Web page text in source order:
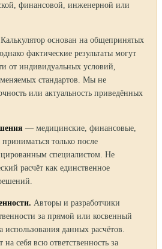
финансовой, инженерной или
Калькулятор основан на общепринятых
фактические результаты могут
от индивидуальных условий,
стандартов. Мы не
или актуальность приведённых
— медицинские, финансовые,
только после
специалистом. Не
расчёт как единственное
Авторы и разработчики
за прямой или косвенный
данных расчётов.
себя всю ответственность за